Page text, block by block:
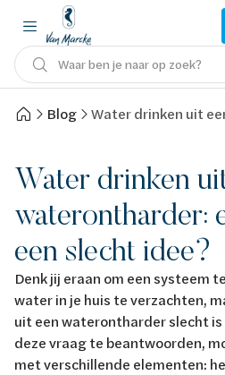
Waar ben je naar op zoek?
Blog Water drinken uit
Water drinken
waterontharder:
een slecht idee?
Denk jij eraan om een systeem
water in je huis te verzachten,
uit een waterontharder slecht is
deze vraag te beantwoorden,
met verschillende elementen: